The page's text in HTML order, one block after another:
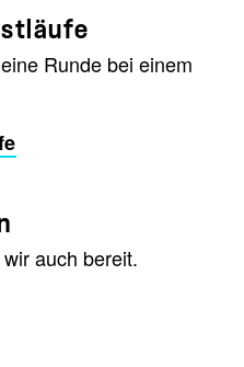
Runde bei einem
auch bereit.